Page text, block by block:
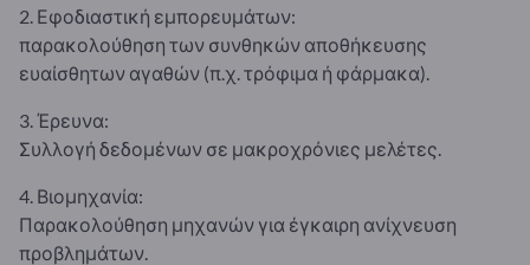
2. Εφοδιαστική εμπορευμάτων:
παρακολούθηση των συνθηκών αποθήκευσης
ευαίσθητων αγαθών (π.χ. τρόφιμα ή φάρμακα).
3. Έρευνα:
Συλλογή δεδομένων σε μακροχρόνιες μελέτες.
4. Βιομηχανία:
Παρακολούθηση μηχανών για έγκαιρη ανίχνευση
προβλημάτων.